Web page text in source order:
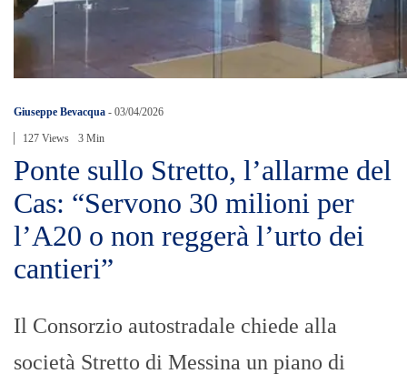
Giuseppe Bevacqua - 03/04/2026
127 Views 3 Min
Ponte sullo Stretto, l’allarme del
Cas: “Servono 30 milioni per
l’A20 o non reggerà l’urto dei
cantieri”
Il Consorzio autostradale chiede alla
società Stretto di Messina un piano di